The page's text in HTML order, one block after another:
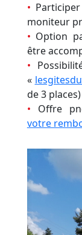
•
moniteur
• Option
être
•
«
de 3 places)
• Offre
votre